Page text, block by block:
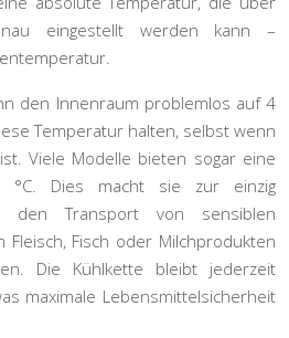
eingestellt werden kann –
den Innenraum problemlos auf 4
Temperatur halten, selbst wenn
Viele Modelle bieten sogar eine
°C. Dies macht sie zur einzig
den Transport von sensiblen
Fleisch, Fisch oder Milchprodukten
Die Kühlkette bleibt jederzeit
maximale Lebensmittelsicherheit